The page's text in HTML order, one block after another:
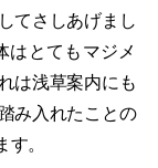
てさしあげまし
はとてもマジメ
は浅草案内にも
み入れたことの
。